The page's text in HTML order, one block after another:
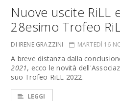
Nuove uscite RiLL
28esimo Trofeo
DI IRENE GRAZZINI MARTEDÌ 16
A breve distanza dalla
2021, ecco le novità
suo Trofeo RiLL 2022.
LEGGI